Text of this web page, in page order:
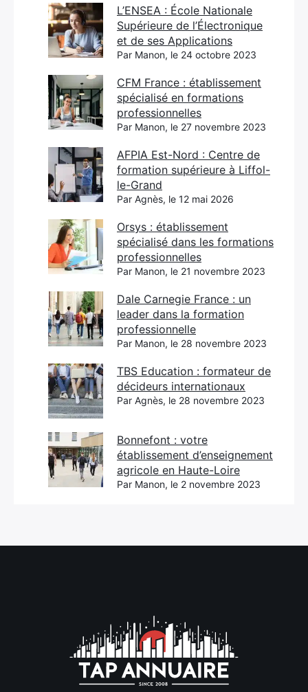
L’ENSEA : École Nationale
Supérieure de l’Électronique
et de ses Applications
Par Manon, le 24 octobre 2023
CFM France : établissement
spécialisé en formations
professionnelles
Par Manon, le 27 novembre 2023
AFPIA Est-Nord : Centre de
formation supérieure à Liffol-
le-Grand
Par Agnès, le 12 mai 2026
Orsys : établissement
spécialisé dans les formations
professionnelles
Par Manon, le 21 novembre 2023
Dale Carnegie France : un
leader dans la formation
professionnelle
Par Manon, le 28 novembre 2023
TBS Education : formateur de
décideurs internationaux
Par Agnès, le 28 novembre 2023
Bonnefont : votre
établissement d’enseignement
agricole en Haute-Loire
Par Manon, le 2 novembre 2023